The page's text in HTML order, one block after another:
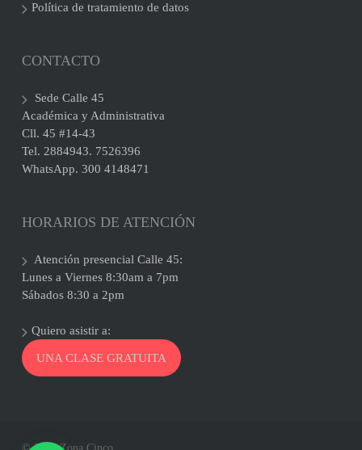
Política de tratamiento de datos
CONTACTO
Sede Calle 45
Académica y Administrativa
Cll. 45 #14-43
Tel. 2884943. 7526396
WhatsApp. 300 4148471
HORARIOS DE ATENCIÓN
Atención presencial Calle 45:
Lunes a Viernes 8:30am a 7pm
Sábados 8:30 a 2pm
Quiero asistir a:
UNA CLASE GRATUITA